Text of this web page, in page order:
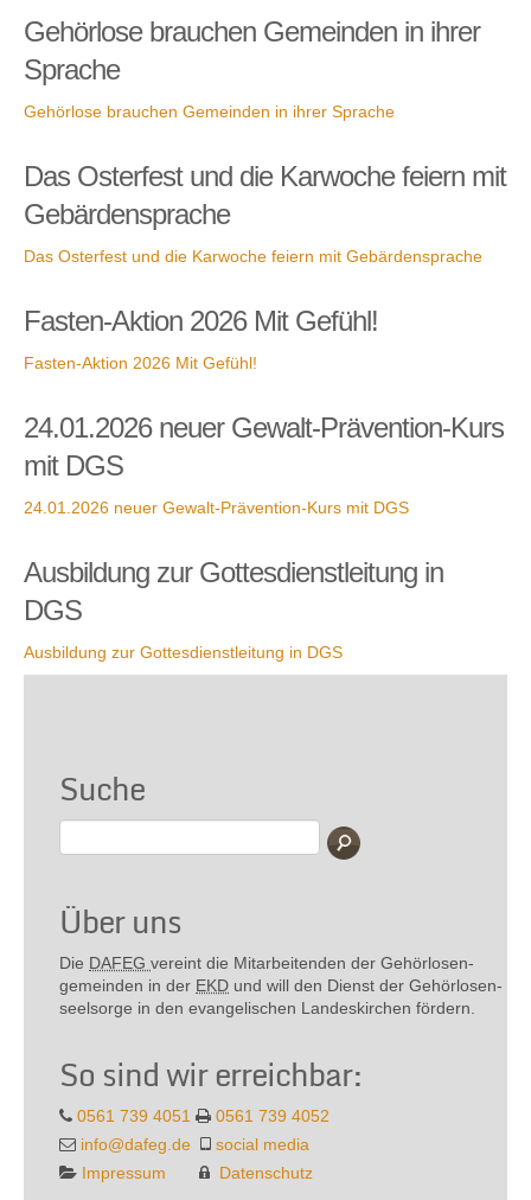
Gehörlose brauchen Gemeinden in ihrer
Sprache
Gehörlose brauchen Gemeinden in ihrer Sprache
Das Osterfest und die Karwoche feiern mit
Gebärdensprache
Das Osterfest und die Karwoche feiern mit Gebärdensprache
Fasten-Aktion 2026 Mit Gefühl!
Fasten-Aktion 2026 Mit Gefühl!
24.01.2026 neuer Gewalt-Prävention-Kurs
mit DGS
24.01.2026 neuer Gewalt-Prävention-Kurs mit DGS
Ausbildung zur Gottesdienstleitung in
DGS
Ausbildung zur Gottesdienstleitung in DGS
Suche
Über uns
Die DAFEG vereint die Mitarbeitenden der Gehör­losen­
gemeinden in der EKD und will den Dienst der Gehör­losen­
seel­sorge in den evange­lischen Landes­kirchen fördern.
So sind wir erreichbar:
0561 739 4051
0561 739 4052
info@dafeg.de
social media
Impressum
Datenschutz